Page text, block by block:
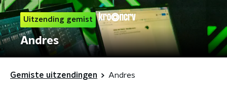
Uitzending gemist
Andres
Gemiste uitzendingen Andres